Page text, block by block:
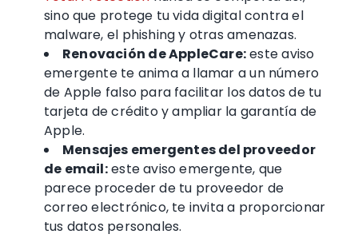
sino que protege tu vida digital contra el
malware, el phishing y otras amenazas.
Renovación de AppleCare:este aviso
emergente te anima a llamar a un número
de Apple falso para facilitar losdatos de tu
tarjeta de créditoy ampliar la garantía de
Apple.
Mensajes emergentes del proveedor
de email:este aviso emergente, que
parece proceder de tu proveedor de
correo electrónico, te invita a proporcionar
tus datos personales.